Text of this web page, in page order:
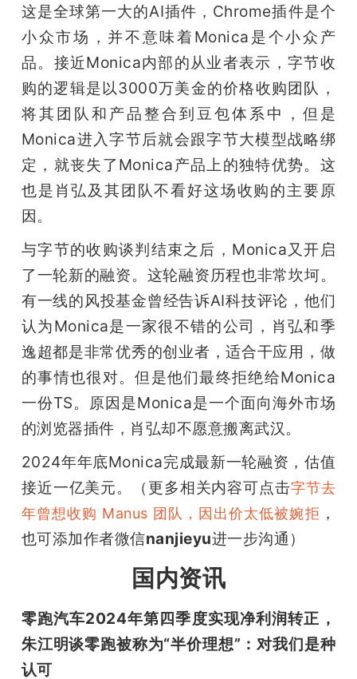
这是全球第一大的AI插件，Chrome插件是个
小众市场，并不意味着Monica是个小众产
品。接近Monica内部的从业者表示，字节收
购的逻辑是以3000万美金的价格收购团队，
将其团队和产品整合到豆包体系中，但是
Monica进入字节后就会跟字节大模型战略绑
定，就丧失了Monica产品上的独特优势。这
也是肖弘及其团队不看好这场收购的主要原
因。
与字节的收购谈判结束之后，Monica又开启
了一轮新的融资。这轮融资历程也非常坎坷。
有一线的风投基金曾经告诉AI科技评论，他们
认为Monica是一家很不错的公司，肖弘和季
逸超都是非常优秀的创业者，适合干应用，做
的事情也很对。但是他们最终拒绝给Monica
一份TS。原因是Monica是一个面向海外市场
的浏览器插件，肖弘却不愿意搬离武汉。
2024年年底Monica完成最新一轮融资，估值
接近一亿美元。（更多相关内容可点击字节去
年曾想收购 Manus 团队，因出价太低被婉拒 ，
也可添加作者微信nanjieyu进一步沟通）
国内资讯
零跑汽车2024年第四季度实现净利润转正，
朱江明谈零跑被称为“半价理想”：对我们是种
认可